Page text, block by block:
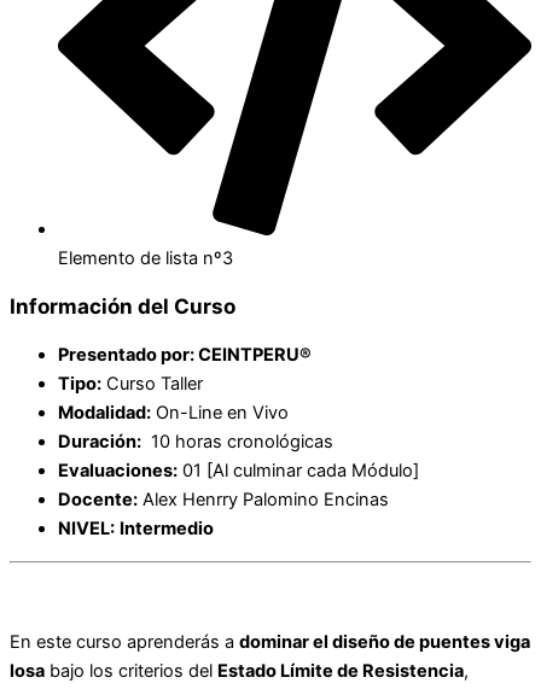
Elemento de lista nº3
Información del Curso
Presentado por: CEINTPERU®
Tipo: Curso Taller
Modalidad: On-Line en Vivo
Duración: 10 horas cronológicas
Evaluaciones: 01 [Al culminar cada Módulo]
Docente: Alex Henrry Palomino Encinas
NIVEL: Intermedio
En este curso aprenderás a dominar el diseño de puentes viga
losa bajo los criterios del Estado Límite de Resistencia,